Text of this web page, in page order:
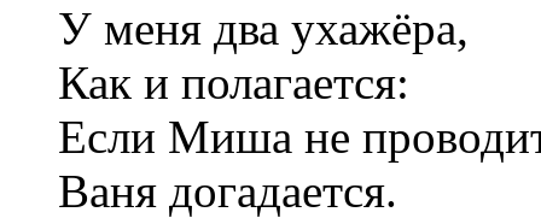
У меня два ухажёра,
Как и полагается:
Если Миша не
Ваня догадается.